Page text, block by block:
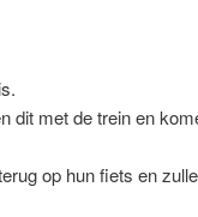
dit met de trein en
op hun fiets en